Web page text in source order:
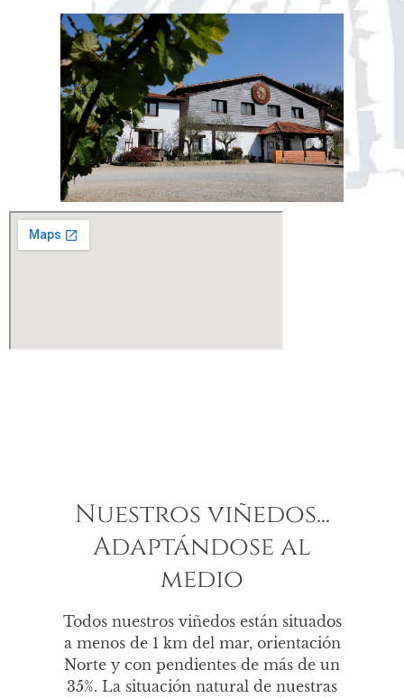
Nuestros viñedos...
Adaptándose al
medio
Todos nuestros viñedos están situados
a menos de 1 km del mar, orientación
Norte y con pendientes de más de un
35%. La situación natural de nuestras